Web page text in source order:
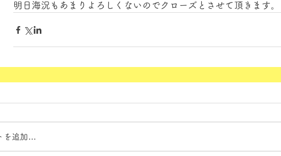
明日海況もあまりよろしくないのでクローズとさせて頂きます。
を追加…